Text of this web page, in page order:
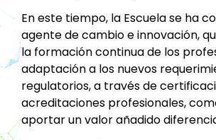
En este tiempo, la Escuela se ha
agente de cambio e innovación,
la formación continua de los
adaptación a los nuevos
regulatorios, a través de
acreditaciones profesionales,
aportar un valor añadido